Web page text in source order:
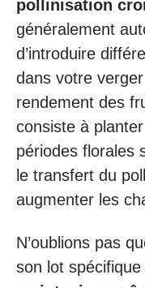
pollinisation
généralement
d’introduire
dans votre
rendement des
consiste à
périodes florales
le transfert du
augmenter les
N’oublions pas
son lot